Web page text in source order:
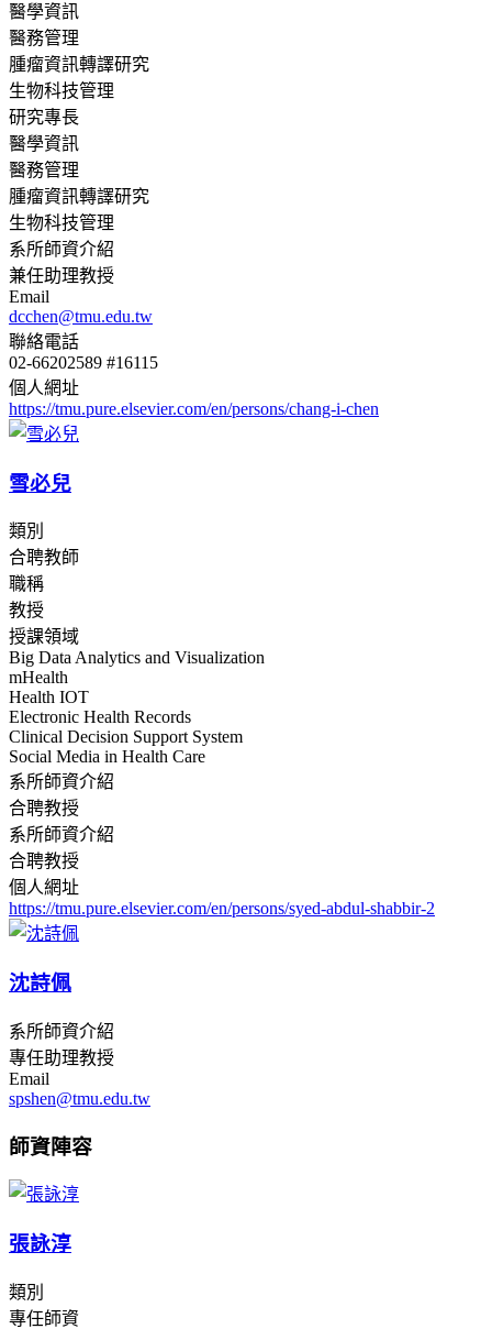
醫學資訊
醫務管理
腫瘤資訊轉譯研究
生物科技管理
研究專長
醫學資訊
醫務管理
腫瘤資訊轉譯研究
生物科技管理
系所師資介紹
兼任助理教授
Email
dcchen@tmu.edu.tw
聯絡電話
02-66202589 #16115
個人網址
https://tmu.pure.elsevier.com/en/persons/chang-i-chen
雪必兒
類別
合聘教師
職稱
教授
授課領域
Big Data Analytics and Visualization
mHealth
Health IOT
Electronic Health Records
Clinical Decision Support System
Social Media in Health Care
系所師資介紹
合聘教授
系所師資介紹
合聘教授
個人網址
https://tmu.pure.elsevier.com/en/persons/syed-abdul-shabbir-2
沈詩佩
系所師資介紹
專任助理教授
Email
spshen@tmu.edu.tw
師資陣容
張詠淳
類別
專任師資